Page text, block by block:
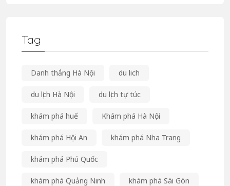
Tag
Danh thắng Hà Nội du lich
du lịch Hà Nội du lịch tự túc
khám phá huế Khám phá Hà Nội
khám phá Hội An khám phá Nha Trang
khám phá Phú Quốc
khám phá Quảng Ninh khám phá Sài Gòn